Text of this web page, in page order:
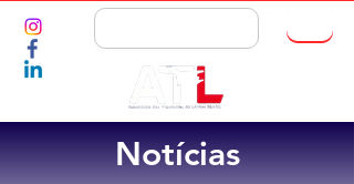
Notícias